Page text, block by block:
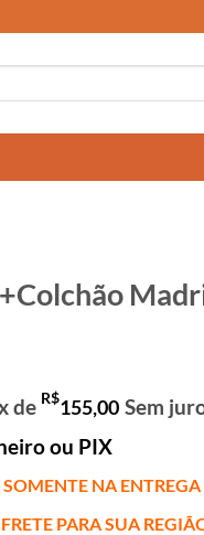
de R$155,00 Sem
ou PIX
NA ENTREGA
PARA SUA